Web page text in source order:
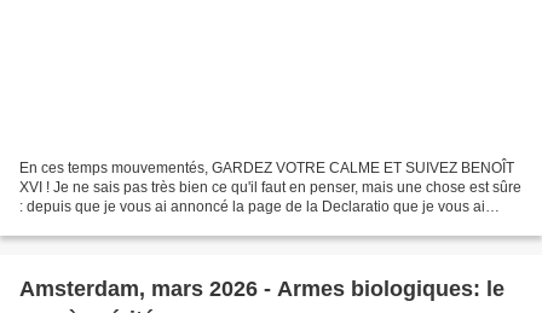
En ces temps mouvementés, GARDEZ VOTRE CALME ET SUIVEZ BENOÎT
XVI ! Je ne sais pas très bien ce qu'il faut en penser, mais une chose est sûre
: depuis que je vous ai annoncé la page de la Declaratio que je vous ai
Amsterdam, mars 2026 - Armes biologiques: le